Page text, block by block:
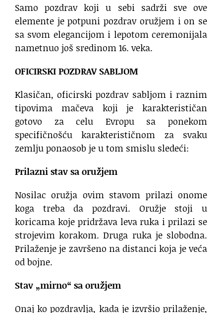
Samo pozdrav koji u sebi sadrži sve ove
elemente je potpuni pozdrav oružjem i on se
sa svom elegancijom i lepotom ceremonijala
nametnuo još sredinom 16. veka.
OFICIRSKI POZDRAV SABLJOM
Klasičan, oficirski pozdrav sabljom i raznim
tipovima mačeva koji je karakterističan
gotovo za celu Evropu sa ponekom
specifičnošću karakterističnom za svaku
zemlju ponaosob je u tom smislu sledeći:
Prilazni stav sa oružjem
Nosilac oružja ovim stavom prilazi onome
koga treba da pozdravi. Oružje stoji u
koricama koje pridržava leva ruka i prilazi se
strojevim korakom. Druga ruka je slobodna.
Prilaženje je završeno na distanci koja je veća
od bojne.
Stav „mirno“ sa oružjem
Onaj ko pozdravlja, kada je izvršio prilaženje,